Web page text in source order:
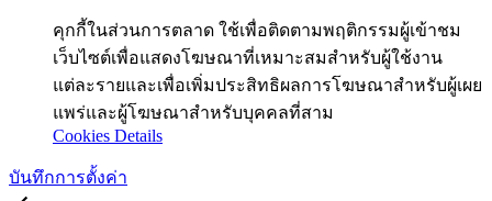
คุกกี้ในส่วนการตลาด ใช้เพื่อติดตามพฤติกรรมผู้เข้าชม
เว็บไซต์เพื่อแสดงโฆษณาที่เหมาะสมสำหรับผู้ใช้งาน
แต่ละรายและเพื่อเพิ่มประสิทธิผลการโฆษณาสำหรับผู้เผย
แพร่และผู้โฆษณาสำหรับบุคคลที่สาม
Cookies Details
บันทึกการตั้งค่า